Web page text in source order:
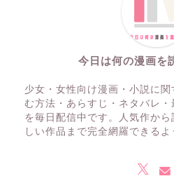
今日は何の漫画を
少女・女性向け漫画・小説に
む方法・あらすじ・ネタバレ・
を毎日配信中です。人気作か
しい作品まで完全網羅できるよ